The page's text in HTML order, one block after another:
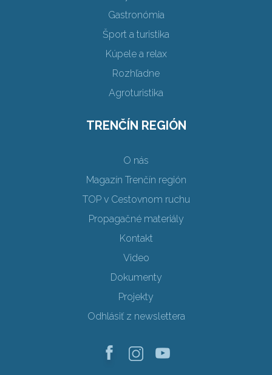
Gastronómia
Šport a turistika
Kúpele a relax
Rozhľadne
Agroturistika
TRENČÍN REGIÓN
O nás
Magazín Trenčín región
TOP v Cestovnom ruchu
Propagačné materiály
Kontakt
Video
Dokumenty
Projekty
Odhlásiť z newslettera